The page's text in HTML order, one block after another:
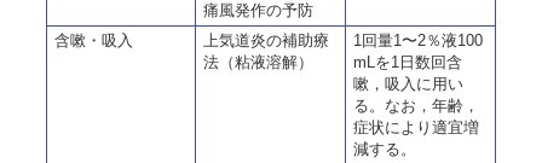
痛風発作の予防
含嗽・吸入
上気道炎の補助療
法（粘液溶解）
1回量1〜2％液100
mLを1日数回含
嗽，吸入に用い
る。なお，年齢，
症状により適宜増
減する。